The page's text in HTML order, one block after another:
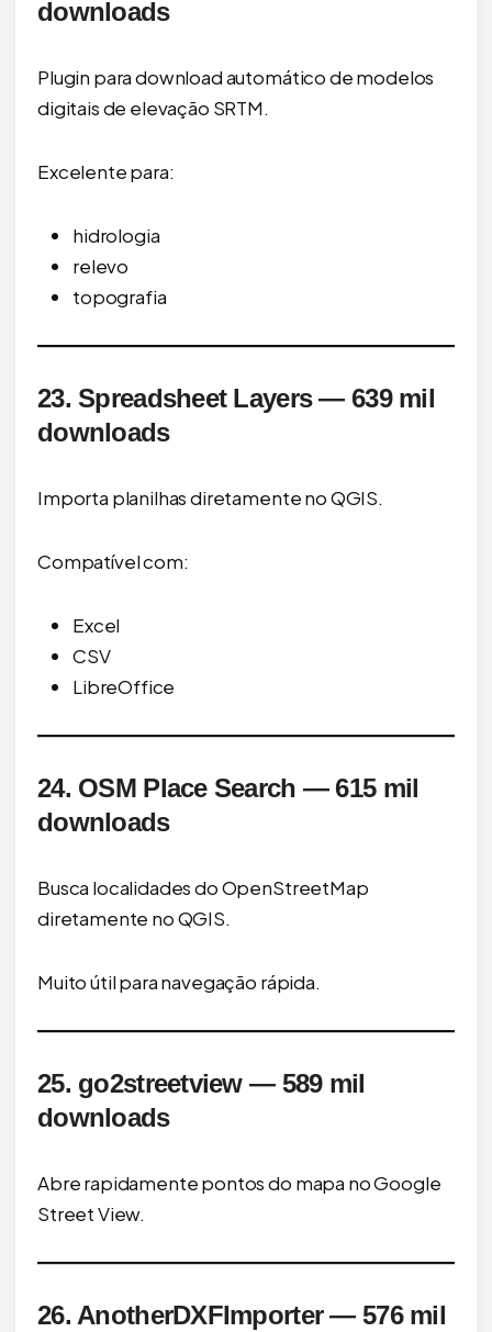
downloads
Plugin para download automático de modelos
digitais de elevação SRTM.
Excelente para:
hidrologia
relevo
topografia
23. Spreadsheet Layers — 639 mil
downloads
Importa planilhas diretamente no QGIS.
Compatível com:
Excel
CSV
LibreOffice
24. OSM Place Search — 615 mil
downloads
Busca localidades do OpenStreetMap
diretamente no QGIS.
Muito útil para navegação rápida.
25. go2streetview — 589 mil
downloads
Abre rapidamente pontos do mapa no Google
Street View.
26. AnotherDXFImporter — 576 mil